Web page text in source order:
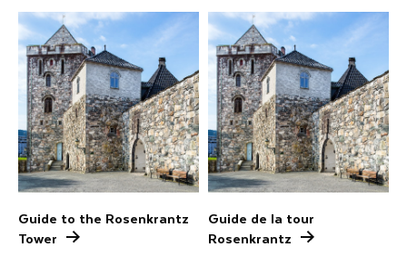
Guide to the Rosenkrantz
Tower
Guide de la tour
Rosenkrantz